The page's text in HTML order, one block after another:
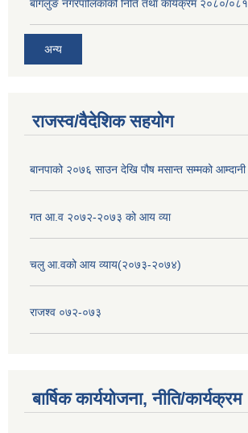
बागलुङ नगरपालिकाको निति तथा कार्यक्रम २०८०/०८१
अन्य
राजस्व/वैदेशिक सहयोग
बानपाको २०७६ साउन देखि पौष मसान्त सम्मको आम्दानी
गत आ.व २०७२-२०७३ को आय व्या
चलु आ.वको आय व्याय(२०७३-२०७४)
राजश्व ०७२-०७३
बार्षिक कार्ययोजना, नीति/कार्यक्रम